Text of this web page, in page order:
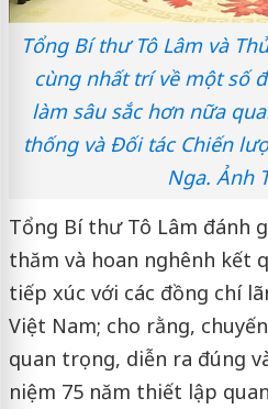
Tổng Bí thư Tô Lâm và
cùng nhất trí về một số
làm sâu sắc hơn nữa
thống và Đối tác Chiến
Nga. Ảnh
Tổng Bí thư Tô Lâm đánh
thăm và hoan nghênh kết
tiếp xúc với các đồng chí
Việt Nam; cho rằng,
quan trọng, diễn ra đúng
niệm 75 năm thiết lập